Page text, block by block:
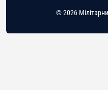
© 2026